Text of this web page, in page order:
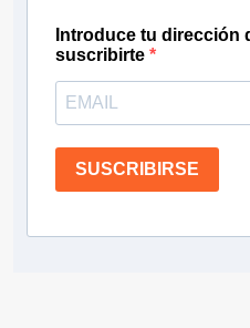
Introduce tu dirección
suscribirte
SUSCRIBIRSE